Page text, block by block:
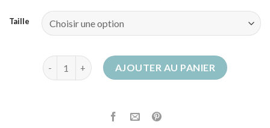
Taille
quantité de bottes de pluie femme
AJOUTER AU PANIER